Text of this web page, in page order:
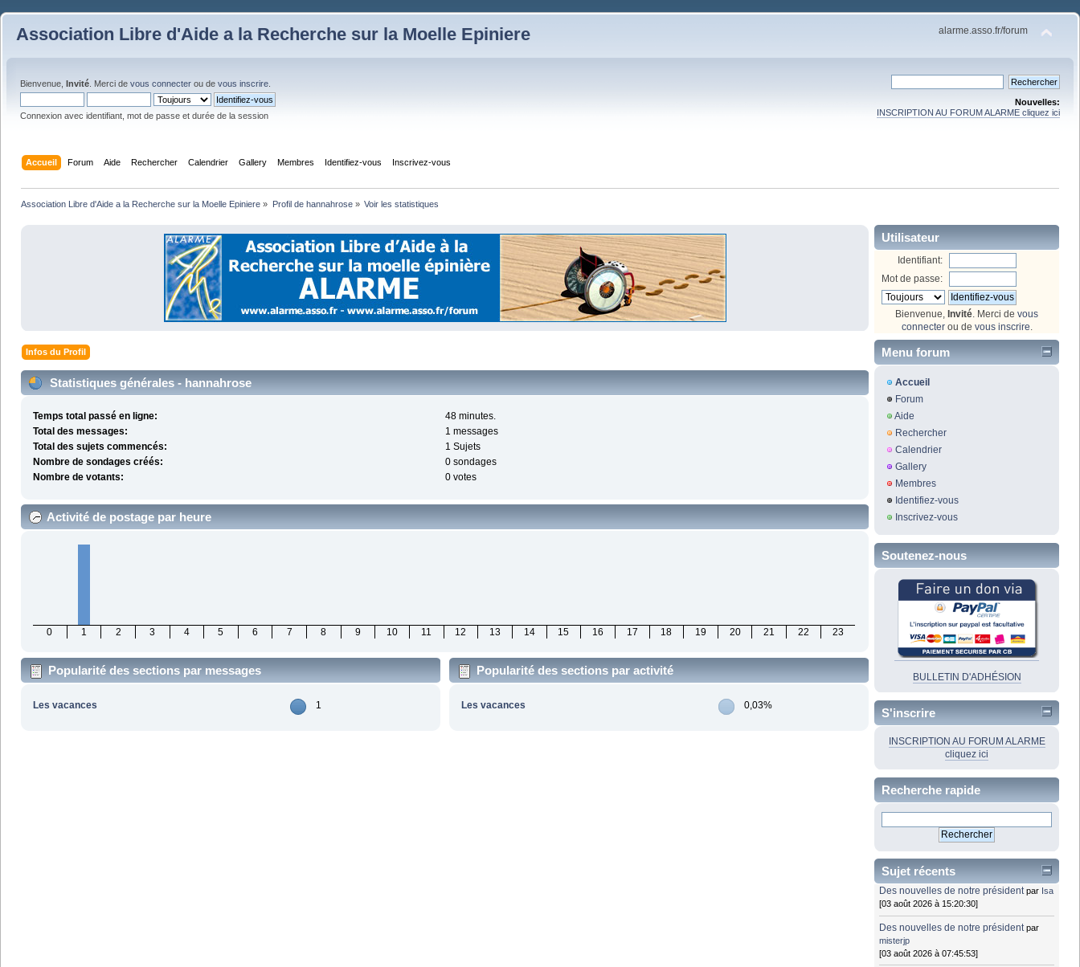
Association Libre d'Aide a la Recherche sur la Moelle Epiniere alarme.asso.fr/forum
Bienvenue, Invité . Merci de vous connecter ou de vous inscrire
Connexion avec identifiant, mot de passe et durée de la session
Nouvelles:
INSCRIPTION AU FORUM ALARME cliquez ici
Accueil Forum Aide Rechercher Calendrier Gallery Membres Identifiez-vous Inscrivez-vous
Association Libre d'Aide a la Recherche sur la Moelle Epiniere » Profil de hannahrose» Voir les statistiques
Infos du Profil
Statistiques générales - hannahrose
Temps total passé en ligne:
48 minutes.
Total des messages:
1 messages
Total des sujets commencés:
1 Sujets
Nombre de sondages créés:
0 sondages
Nombre de votants:
0 votes
Activité de postage par heure
0 1 2 3 4 5 6 7 8 9 10 11 12 13 14 15 16 17 18 19 20 21 22 23
Popularité des sections par messages
Les vacances 1
Popularité des sections par activité
Les vacances 0,03%
Utilisateur
Identifiant:
Mot de passe:
Bienvenue, Invité . Merci de vous
connecterou de vous inscrire
Menu forum
Accueil
Forum
Aide
Rechercher
Calendrier
Gallery
Membres
Identifiez-vous
Inscrivez-vous
Soutenez-nous
BULLETIN D'ADHÉSION
S'inscrire
INSCRIPTION AU FORUM ALARME
cliquez ici
Recherche rapide
Sujet récents
Des nouvelles de notre président par Isa
[03 août 2026 à 15:20:30]
Des nouvelles de notre président par
misterjp
[03 août 2026 à 07:45:53]